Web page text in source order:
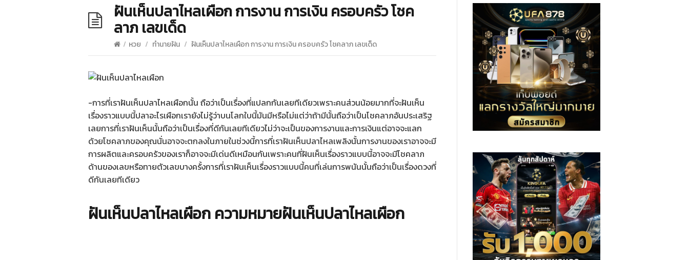
ฝันเห็นปลาไหลเผือก การงาน การเงิน ครอบครัว โชค
ลาภ เลขเด็ด
/ หวย / ทำนายฝัน / ฝันเห็นปลาไหลเผือก การงาน การเงิน ครอบครัว โชคลาภ เลขเด็ด
-การที่เราฝันเห็นปลาไหลเผือกนั้น ถือว่าเป็นเรื่องที่แปลกกันเลยทีเดียวเพราะคนส่วนน้อยมากที่จะฝันเห็น
เรื่องราวแบบนี้ปลาอะไรเผือกเรายังไม่รู้ว่าบนโลกใบนี้มันมีหรือไม่แต่ว่าถ้ามีนั้นถือว่าเป็นโชคลาภอันประเสริฐ
เลยการที่เราฝันเห็นนั้นถือว่าเป็นเรื่องที่ดีกันเลยทีเดียวไม่ว่าจะเป็นของการงานและการเงินแต่อาจจะแลก
ด้วยโชคลาภของคุณนั่นอาจจะตกลงในภายในช่วงนี้การที่เราฝันเห็นปลาไหลเพลิงนั้นการงานของเราอาจจะมี
การผลิตและครอบครัวของเราก็อาจจะมีเด่นดีเหมือนกันเพราะคนที่ฝันเห็นเรื่องราวแบบนี้อาจจะมีโชคลาภ
ด้านของเลขหรือทายตัวเลขบางครั้งการที่เราฝันเห็นเรื่องราวแบบนี้คนที่เล่นการพนันนั้นถือว่าเป็นเรื่องดวงที่
ดีกันเลยทีเดียว
ฝันเห็นปลาไหลเผือก ความหมายฝันเห็นปลาไหลเผือก